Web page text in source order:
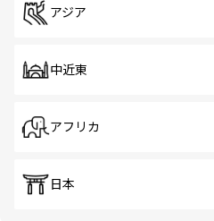
アジア
中近東
アフリカ
日本